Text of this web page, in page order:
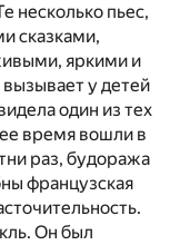
несколько пьес,
сказками,
яркими и
у детей
один из тех
время вошли в
раз, будоража
французская
Он был